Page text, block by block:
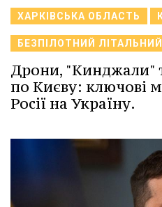
ХАРКІВСЬКА ОБЛАСТЬ
БЕЗПІЛОТНИЙ
Дрони, "Кинджали"
по Києву: ключові
Росії на Україну.